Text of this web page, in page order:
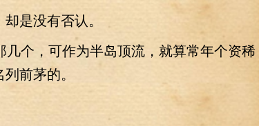
是没有否认。
，可作为半岛顶流，就算常年个资稀
前茅的。